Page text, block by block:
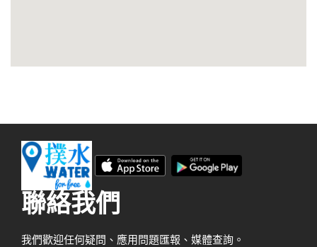
聯絡我們
我們歡迎任何疑問、應用問題匯報、媒體查詢。